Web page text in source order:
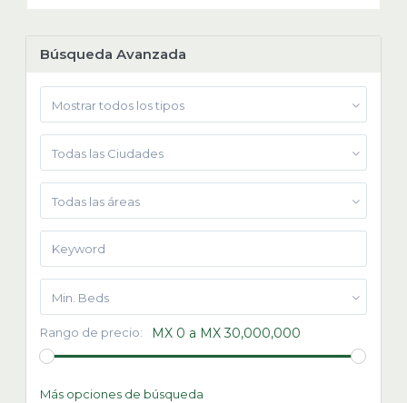
Búsqueda Avanzada
Mostrar todos los tipos
Todas las Ciudades
Todas las áreas
Min. Beds
Rango de precio: MX 0 a MX 30,000,000
Más opciones de búsqueda